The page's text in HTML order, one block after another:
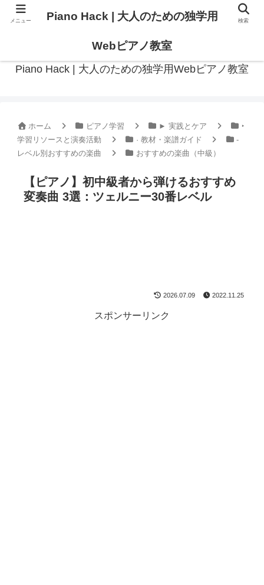
Piano Hack | 大人のための独学用Webピアノ教室
ホーム ピアノ学習 ► 実践とケア
‣
学習リソースと演奏活動
· 教材・楽譜ガイド
-
レベル別おすすめの楽曲
おすすめの楽曲（中級）
【ピアノ】初中級者から弾けるおすすめ
変奏曲 3選：ツェルニー30番レベル
2026.07.09 2022.11.25
スポンサーリンク
メニュー Piano Hack | 大人のための独学用
Webピアノ教室
検索